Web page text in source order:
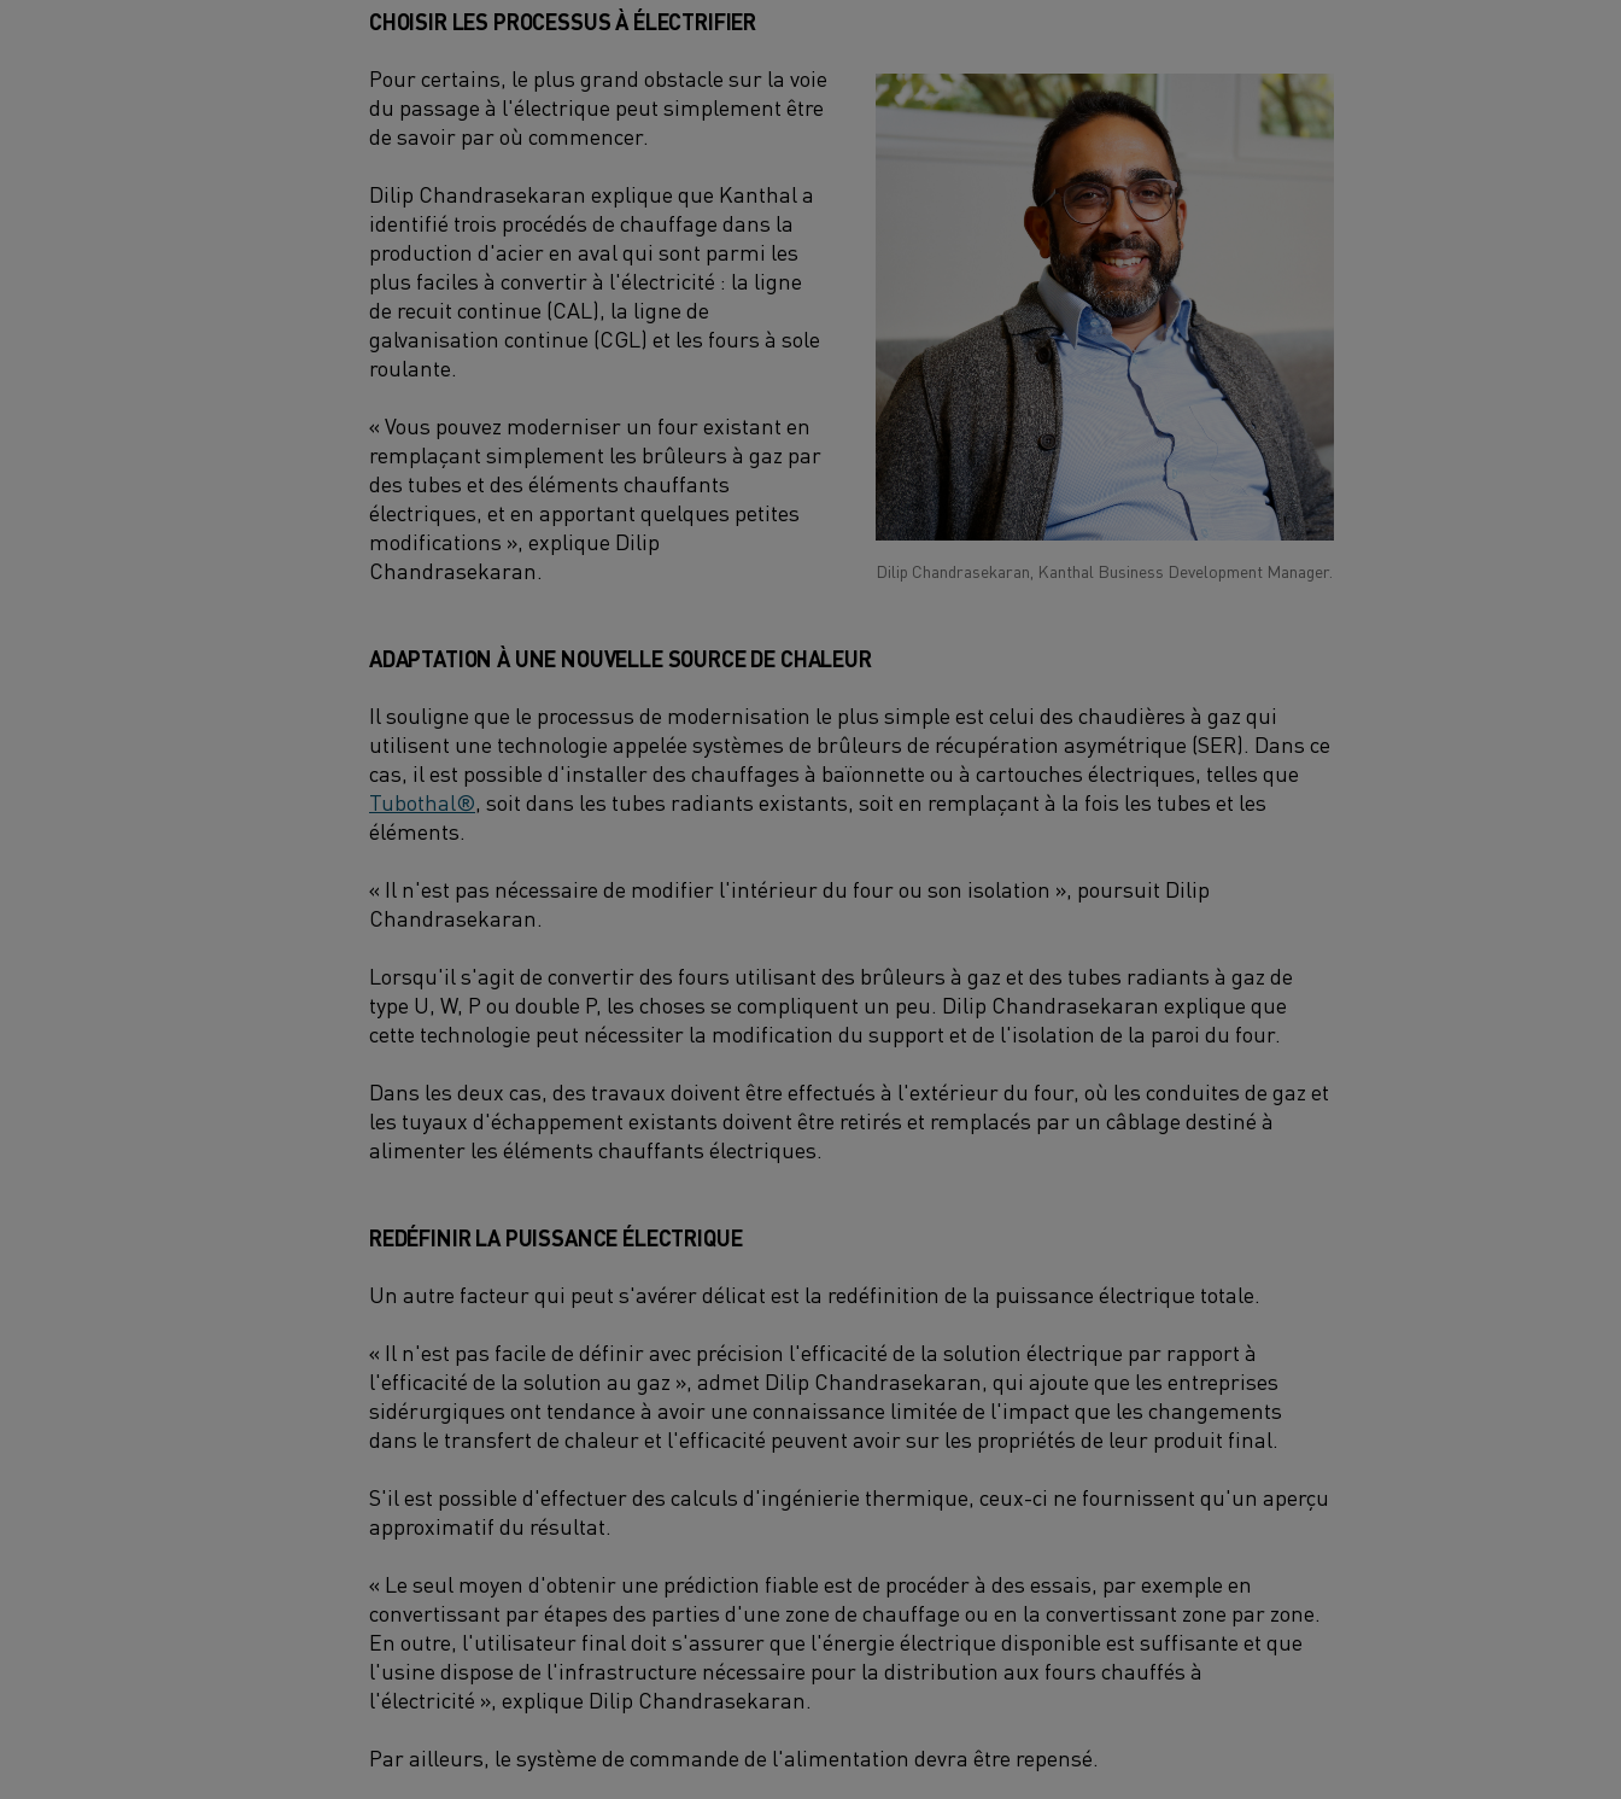
CHOISIR LES PROCESSUS À ÉLECTRIFIER
Dilip Chandrasekaran, Kanthal Business Development Manager.
Pour certains, le plus grand obstacle sur la voie
du passage à l'électrique peut simplement être
de savoir par où commencer.
Dilip Chandrasekaran explique que Kanthal a
identifié trois procédés de chauffage dans la
production d'acier en aval qui sont parmi les
plus faciles à convertir à l'électricité : la ligne
de recuit continue (CAL), la ligne de
galvanisation continue (CGL) et les fours à sole
roulante.
« Vous pouvez moderniser un four existant en
remplaçant simplement les brûleurs à gaz par
des tubes et des éléments chauffants
électriques, et en apportant quelques petites
modifications », explique Dilip
Chandrasekaran.
ADAPTATION À UNE NOUVELLE SOURCE DE CHALEUR
Il souligne que le processus de modernisation le plus simple est celui des chaudières à gaz qui
utilisent une technologie appelée systèmes de brûleurs de récupération asymétrique (SER). Dans ce
cas, il est possible d'installer des chauffages à baïonnette ou à cartouches électriques, telles que
Tubothal®, soit dans les tubes radiants existants, soit en remplaçant à la fois les tubes et les
éléments.
« Il n'est pas nécessaire de modifier l'intérieur du four ou son isolation », poursuit Dilip
Chandrasekaran.
Lorsqu'il s'agit de convertir des fours utilisant des brûleurs à gaz et des tubes radiants à gaz de
type U, W, P ou double P, les choses se compliquent un peu. Dilip Chandrasekaran explique que
cette technologie peut nécessiter la modification du support et de l'isolation de la paroi du four.
Dans les deux cas, des travaux doivent être effectués à l'extérieur du four, où les conduites de gaz et
les tuyaux d'échappement existants doivent être retirés et remplacés par un câblage destiné à
alimenter les éléments chauffants électriques.
REDÉFINIR LA PUISSANCE ÉLECTRIQUE
Un autre facteur qui peut s'avérer délicat est la redéfinition de la puissance électrique totale.
« Il n'est pas facile de définir avec précision l'efficacité de la solution électrique par rapport à
l'efficacité de la solution au gaz », admet Dilip Chandrasekaran, qui ajoute que les entreprises
sidérurgiques ont tendance à avoir une connaissance limitée de l'impact que les changements
dans le transfert de chaleur et l'efficacité peuvent avoir sur les propriétés de leur produit final.
S'il est possible d'effectuer des calculs d'ingénierie thermique, ceux-ci ne fournissent qu'un aperçu
approximatif du résultat.
« Le seul moyen d'obtenir une prédiction fiable est de procéder à des essais, par exemple en
convertissant par étapes des parties d'une zone de chauffage ou en la convertissant zone par zone.
En outre, l'utilisateur final doit s'assurer que l'énergie électrique disponible est suffisante et que
l'usine dispose de l'infrastructure nécessaire pour la distribution aux fours chauffés à
l'électricité », explique Dilip Chandrasekaran.
Par ailleurs, le système de commande de l'alimentation devra être repensé.